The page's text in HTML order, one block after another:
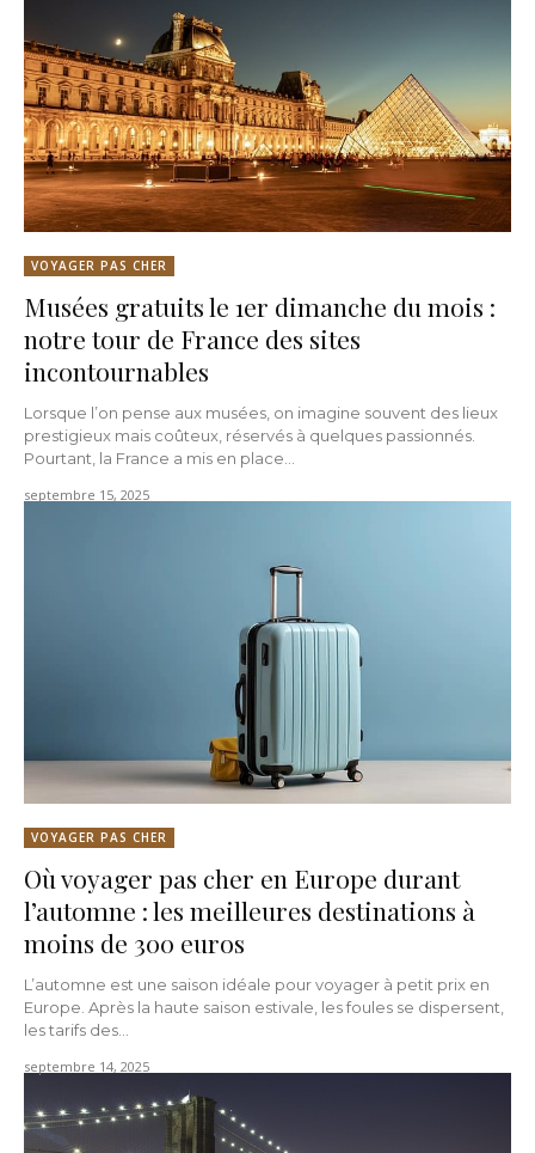
VOYAGER PAS CHER
Musées gratuits le 1er dimanche du mois :
notre tour de France des sites
incontournables
Lorsque l’on pense aux musées, on imagine souvent des lieux
prestigieux mais coûteux, réservés à quelques passionnés.
Pourtant, la France a mis en place...
septembre 15, 2025
VOYAGER PAS CHER
Où voyager pas cher en Europe durant
l’automne : les meilleures destinations à
moins de 300 euros
L’automne est une saison idéale pour voyager à petit prix en
Europe. Après la haute saison estivale, les foules se dispersent,
les tarifs des...
septembre 14, 2025